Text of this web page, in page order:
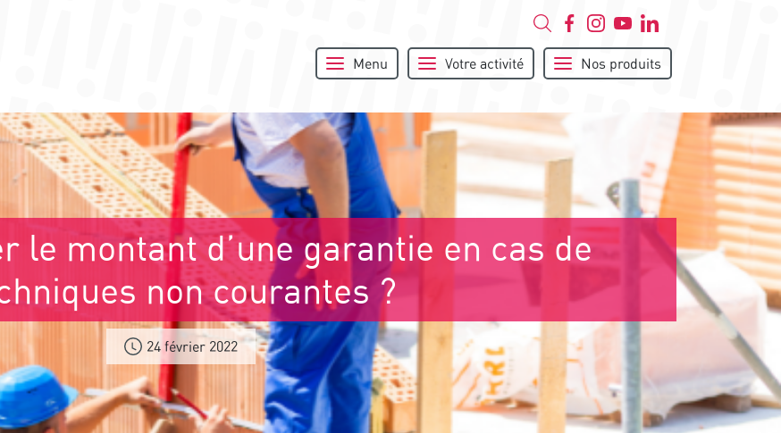
Menu Votre activité Nos produits
le montant d’une garantie en cas de
non courantes ?
24 février 2022